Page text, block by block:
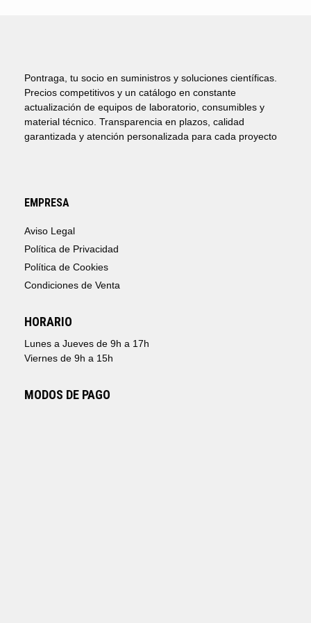
Pontraga, tu socio en suministros y soluciones científicas.
Precios competitivos y un catálogo en constante
actualización de equipos de laboratorio, consumibles y
material técnico. Transparencia en plazos, calidad
garantizada y atención personalizada para cada proyecto
EMPRESA
Aviso Legal
Política de Privacidad
Política de Cookies
Condiciones de Venta
HORARIO
Lunes a Jueves de 9h a 17h
Viernes de 9h a 15h
MODOS DE PAGO